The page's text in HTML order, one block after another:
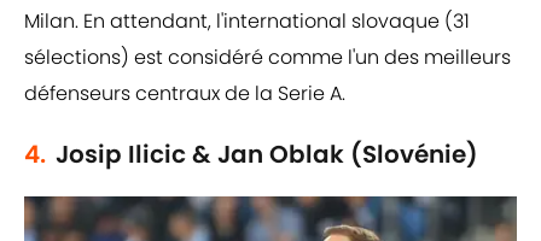
Milan. En attendant, l'international slovaque (31
sélections) est considéré comme l'un des meilleurs
défenseurs centraux de la Serie A.
4. Josip Ilicic & Jan Oblak (Slovénie)